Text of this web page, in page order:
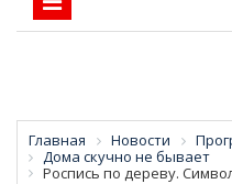
Главная Новости
Дома скучно не бывает
Роспись по дереву.